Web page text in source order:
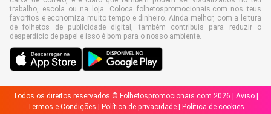
trabalho, escola ou na loja. Coloca folhetospromocionais.com nos teus
favoritos e economiza muito tempo e dinheiro. Ainda melhor, com a leitura
de folhetos de publicidade digital, também contribuis para reduzir o
desperdício de papel e isso é bom para o nosso ambiente.
Todos os direitos reservados © Folhetospromocionais.com 2026 | Aviso
Termos e Condições
Política de privacidade| Política de cookies